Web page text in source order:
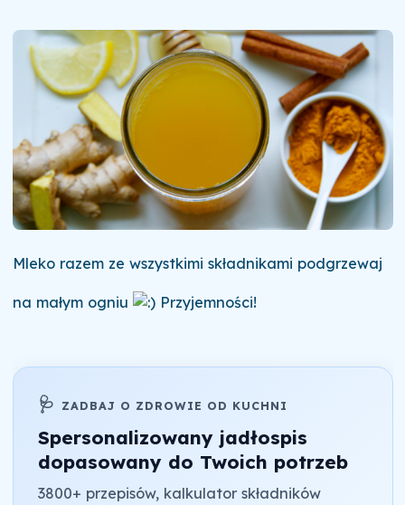
Mleko razem ze wszystkimi składnikami podgrzewaj
na małym ogniu Przyjemności!
🩺 ZADBAJ O ZDROWIE OD KUCHNI
Spersonalizowany jadłospis
dopasowany do Twoich potrzeb
3800+ przepisów, kalkulator składników